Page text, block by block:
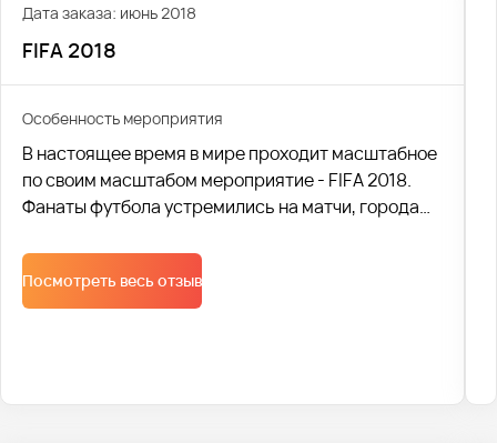
Дата заказа: июнь 2018
FIFA 2018
Особенность мероприятия
В настоящее время в мире проходит масштабное
по своим масштабом мероприятие - FIFA 2018.
Фанаты футбола устремились на матчи, города
событием необходима качественная перевозка и
наличие комфортабельного сервиса.
Посмотреть весь отзыв